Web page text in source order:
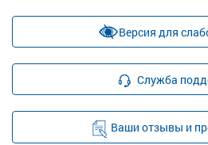
Версия для
Служба
Ваши отзывы и